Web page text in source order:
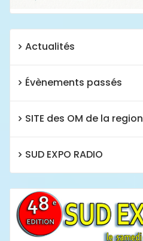
Actualités
Évènements passés
SITE des OM de la region
SUD EXPO RADIO